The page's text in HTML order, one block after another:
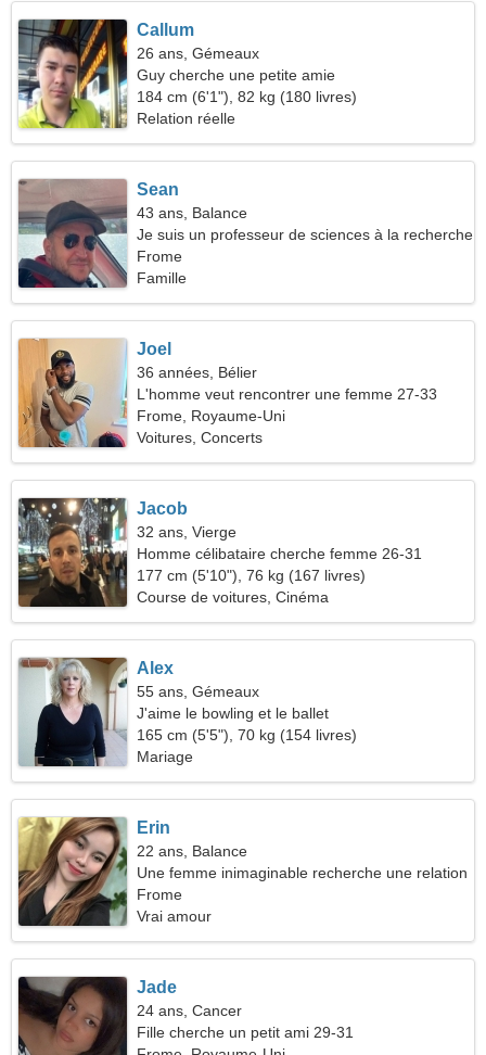
Callum
26 ans, Gémeaux
Guy cherche une petite amie
184 cm (6'1"), 82 kg (180 livres)
Relation réelle
Sean
43 ans, Balance
Je suis un professeur de sciences à la recherche
d'une femme humble
Frome
Famille
Joel
36 années, Bélier
L'homme veut rencontrer une femme 27-33
Frome, Royaume-Uni
Voitures, Concerts
Jacob
32 ans, Vierge
Homme célibataire cherche femme 26-31
177 cm (5'10"), 76 kg (167 livres)
Course de voitures, Cinéma
Alex
55 ans, Gémeaux
J'aime le bowling et le ballet
165 cm (5'5"), 70 kg (154 livres)
Mariage
Erin
22 ans, Balance
Une femme inimaginable recherche une relation
sérieuse
Frome
Vrai amour
Jade
24 ans, Cancer
Fille cherche un petit ami 29-31